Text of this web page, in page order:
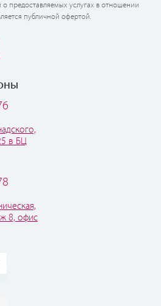
предоставляемых услугах в отношении
публичной офертой.
в БЦ
8, офис